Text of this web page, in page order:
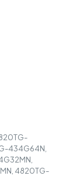
434G64N,
4820TG-